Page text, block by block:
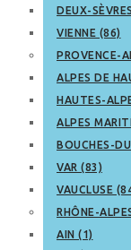
DEUX-
VIENNE (86)
PROVENCE-
ALPES DE
HAUTES-
ALPES
BOUCHES-
VAR (83)
VAUCLUSE
RHÔNE-
AIN (1)